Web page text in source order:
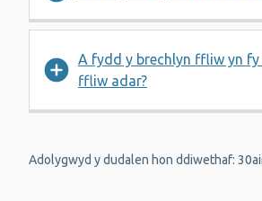
A fydd y brechlyn ffliw yn
ffliw adar?
Adolygwyd y dudalen hon ddiwethaf: